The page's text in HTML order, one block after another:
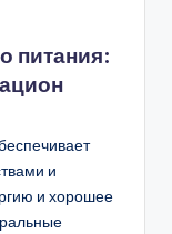
питания:
и
и хорошее